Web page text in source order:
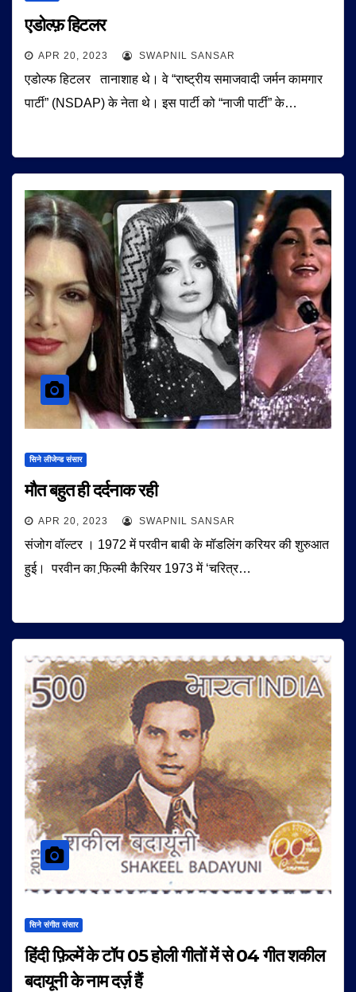
एडोल्फ़ हिटलर
APR 20, 2023 SWAPNIL SANSAR
एडोल्फ हिटलर तानाशाह थे। वे “राष्ट्रीय समाजवादी जर्मन कामगार
पार्टी” (NSDAP) के नेता थे। इस पार्टी को “नाजी पार्टी” के…
सिने लीजेन्ड संसार
मौत बहुत ही दर्दनाक रही
APR 20, 2023 SWAPNIL SANSAR
संजोग वॉल्टर । 1972 में परवीन बाबी के मॉडलिंग करियर की शुरुआत
हुई। परवीन का फि़ल्मी कैरियर 1973 में ‘चरित्र…
सिने संगीत संसार
हिंदी फ़िल्में के टॉप 05 होली गीतों में से 04 गीत शकील
बदायूनी के नाम दर्ज़ हैं